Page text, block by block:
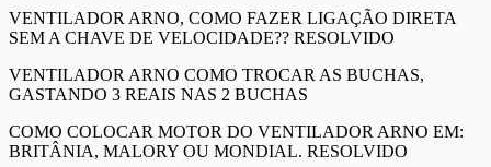
VENTILADOR ARNO, COMO FAZER LIGAÇÃO DIRETA
SEM A CHAVE DE VELOCIDADE?? RESOLVIDO
VENTILADOR ARNO COMO TROCAR AS BUCHAS,
GASTANDO 3 REAIS NAS 2 BUCHAS
COMO COLOCAR MOTOR DO VENTILADOR ARNO EM:
BRITÂNIA, MALORY OU MONDIAL. RESOLVIDO